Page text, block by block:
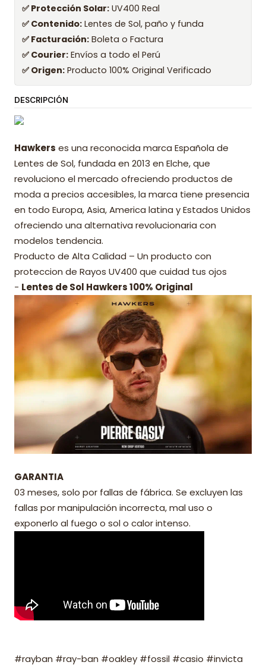
✅ Protección Solar: UV400 Real
✅ Contenido: Lentes de Sol, paño y funda
✅ Facturación: Boleta o Factura
✅ Courier: Envíos a todo el Perú
✅ Origen: Producto 100% Original Verificado
DESCRIPCIÓN
Hawkers es una reconocida marca Española de
Lentes de Sol, fundada en 2013 en Elche, que
revoluciono el mercado ofreciendo productos de
moda a precios accesibles, la marca tiene presencia
en todo Europa, Asia, America latina y Estados Unidos
ofreciendo una alternativa revolucionaria con
modelos tendencia.
Producto de Alta Calidad – Un producto con
proteccion de Rayos UV400 que cuidad tus ojos
- Lentes de Sol Hawkers 100% Original
GARANTIA
03 meses, solo por fallas de fábrica. Se excluyen las
fallas por manipulación incorrecta, mal uso o
exponerlo al fuego o sol o calor intenso.
#rayban #ray-ban #oakley #fossil #casio #invicta